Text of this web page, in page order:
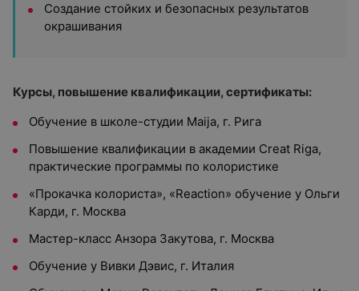
Создание стойких и безопасных результатов
окрашивания
Курсы, повышение квалификации, сертификаты:
Обучение в школе-студии Maija, г. Рига
Повышение квалификации в академии Creat Riga,
практические программы по колористике
«Прокачка колориста», «Reaction» обучение у Ольги
Карди, г. Москва
Мастер-класс Анзора Закутова, г. Москва
Обучение у Вивки Дэвис, г. Италия